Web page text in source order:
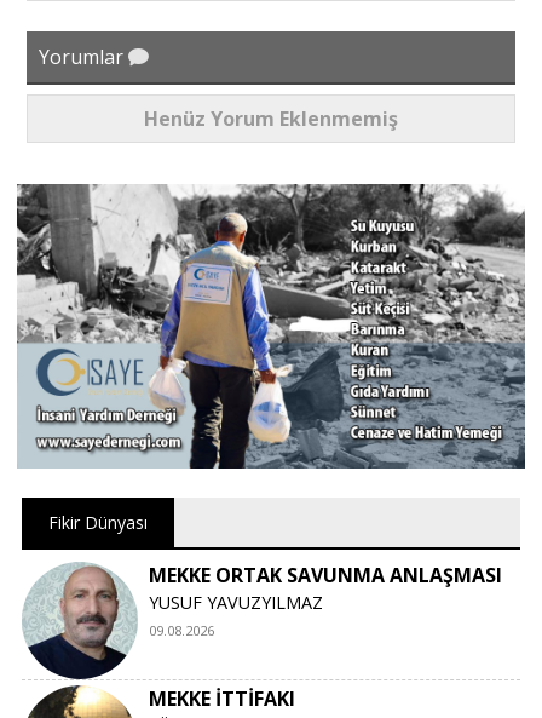
Yorumlar
Henüz Yorum Eklenmemiş
Fikir Dünyası
MEKKE ORTAK SAVUNMA ANLAŞMASI
YUSUF YAVUZYILMAZ
09.08.2026
MEKKE İTTİFAKI